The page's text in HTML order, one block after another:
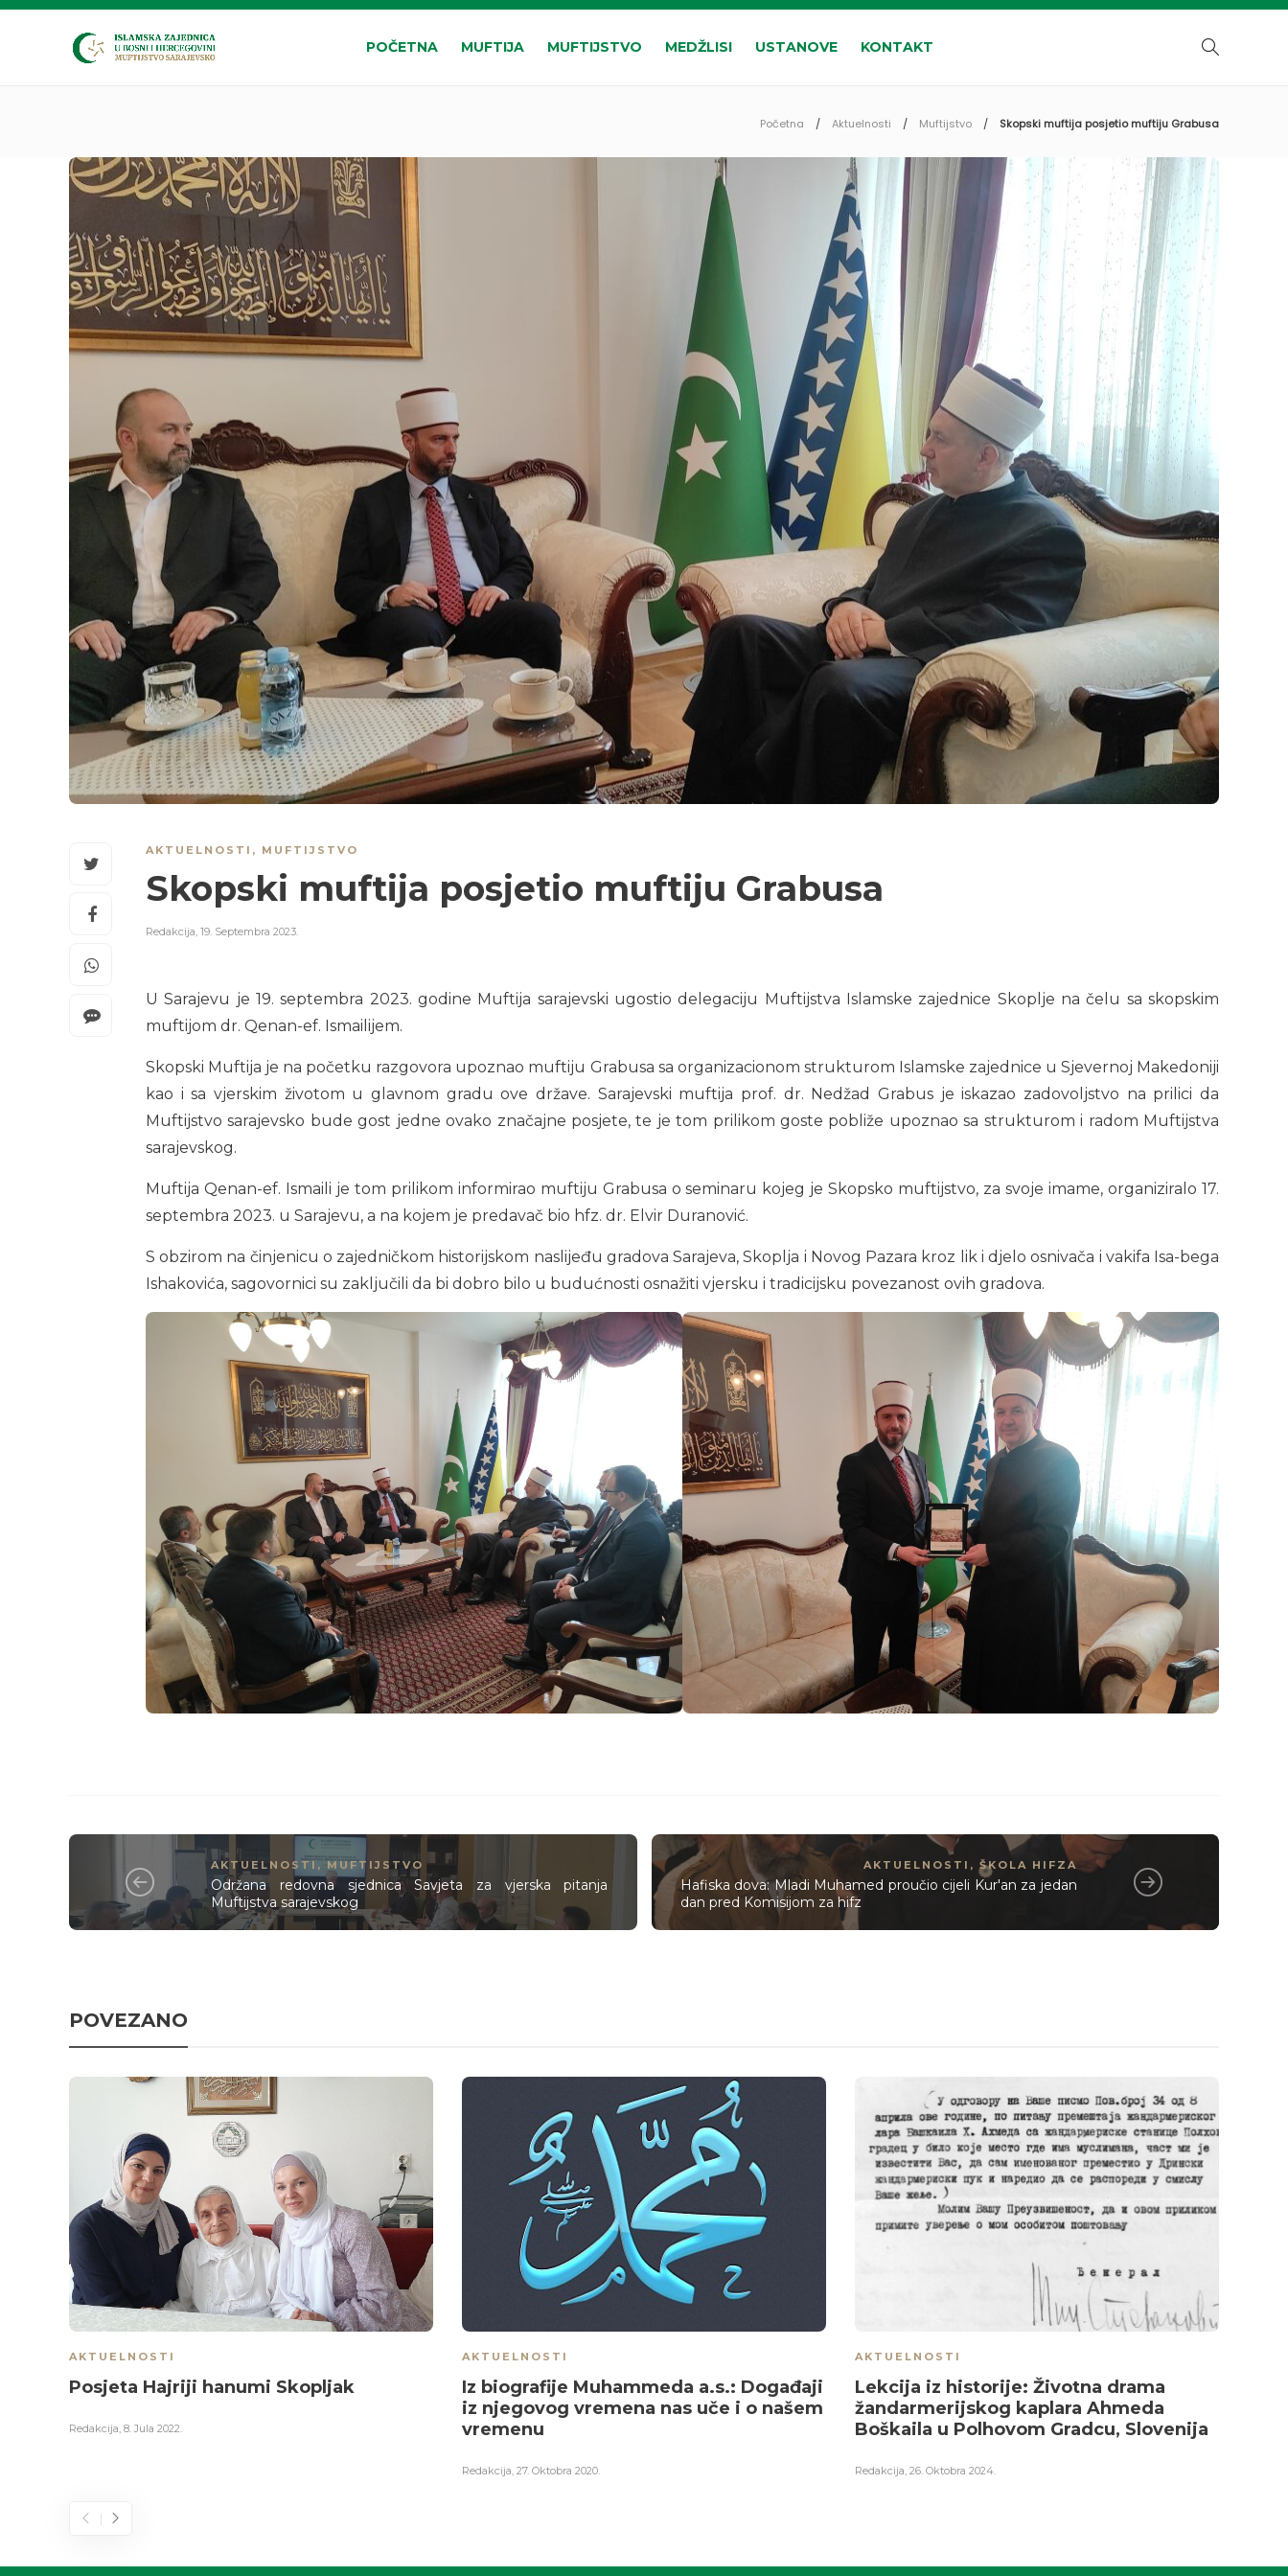
POČETNA MUFTIJA MUFTIJSTVO MEDŽLISI USTANOVE KONTAKT
Početna Aktuelnosti Muftijstvo Skopski muftija posjetio muftiju Grabusa
AKTUELNOSTI , MUFTIJSTVO
Skopski muftija posjetio muftiju Grabusa
Redakcija, 19. Septembra 2023.
U Sarajevu je 19. septembra 2023. godine Muftija sarajevski ugostio delegaciju Muftijstva Islamske zajednice Skoplje na čelu sa skopskim
muftijom dr. Qenan-ef. Ismailijem.
Skopski Muftija je na početku razgovora upoznao muftiju Grabusa sa organizacionom strukturom Islamske zajednice u Sjevernoj Makedoniji
kao i sa vjerskim životom u glavnom gradu ove države. Sarajevski muftija prof. dr. Nedžad Grabus je iskazao zadovoljstvo na prilici da
Muftijstvo sarajevsko bude gost jedne ovako značajne posjete, te je tom prilikom goste pobliže upoznao sa strukturom i radom Muftijstva
sarajevskog.
Muftija Qenan-ef. Ismaili je tom prilikom informirao muftiju Grabusa o seminaru kojeg je Skopsko muftijstvo, za svoje imame, organiziralo 17.
septembra 2023. u Sarajevu, a na kojem je predavač bio hfz. dr. Elvir Duranović.
S obzirom na činjenicu o zajedničkom historijskom naslijeđu gradova Sarajeva, Skoplja i Novog Pazara kroz lik i djelo osnivača i vakifa Isa-bega
Ishakovića, sagovornici su zaključili da bi dobro bilo u budućnosti osnažiti vjersku i tradicijsku povezanost ovih gradova.
AKTUELNOSTI ,MUFTIJSTVO
Održana redovna sjednica Savjeta za vjerska pitanja
Muftijstva sarajevskog
AKTUELNOSTI , ŠKOLA HIFZA
Hafiska dova: Mladi Muhamed proučio cijeli Kur'an za jedan
dan pred Komisijom za hifz
POVEZANO
AKTUELNOSTI
Posjeta Hajriji hanumi Skopljak
Redakcija, 8. Jula 2022.
AKTUELNOSTI
Iz biografije Muhammeda a.s.: Događaji
iz njegovog vremena nas uče i o našem
vremenu
Redakcija, 27. Oktobra 2020.
AKTUELNOSTI
Lekcija iz historije: Životna drama
žandarmerijskog kaplara Ahmeda
Boškaila u Polhovom Gradcu, Slovenija
Redakcija, 26. Oktobra 2024.